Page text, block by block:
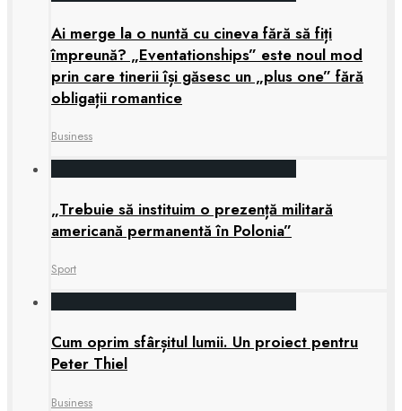
Ai merge la o nuntă cu cineva fără să fiți
împreună? „Eventationships” este noul mod
prin care tinerii își găsesc un „plus one” fără
obligații romantice
Business
„Trebuie să instituim o prezență militară
americană permanentă în Polonia”
Sport
Cum oprim sfârșitul lumii. Un proiect pentru
Peter Thiel
Business